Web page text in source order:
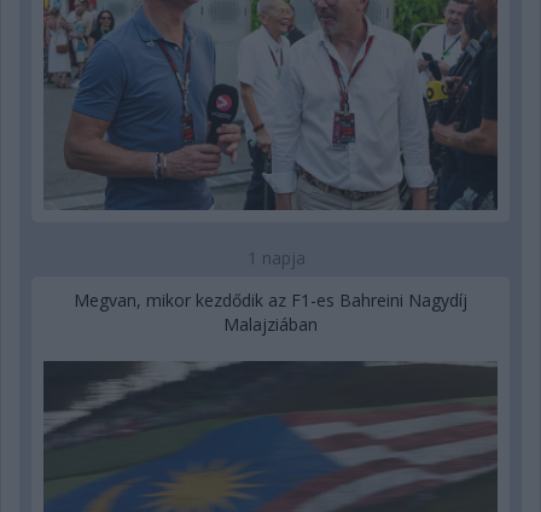
1 napja
Megvan, mikor kezdődik az F1-es Bahreini Nagydíj
Malajziában